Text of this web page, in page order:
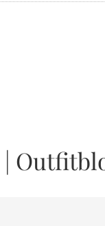
|